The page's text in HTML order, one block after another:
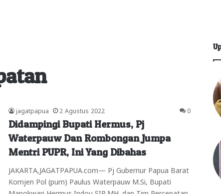
jagatpapua 2 Agustus 2022 0
Didampingi Bupati Hermus, Pj
Waterpauw Dan Rombongan Jumpa
Mentri PUPR, Ini Yang Dibahas
JAKARTA,JAGATPAPUA.com— Pj Gubernur Papua Barat
Komjen Pol (purn) Paulus Waterpauw M.Si, Bupati